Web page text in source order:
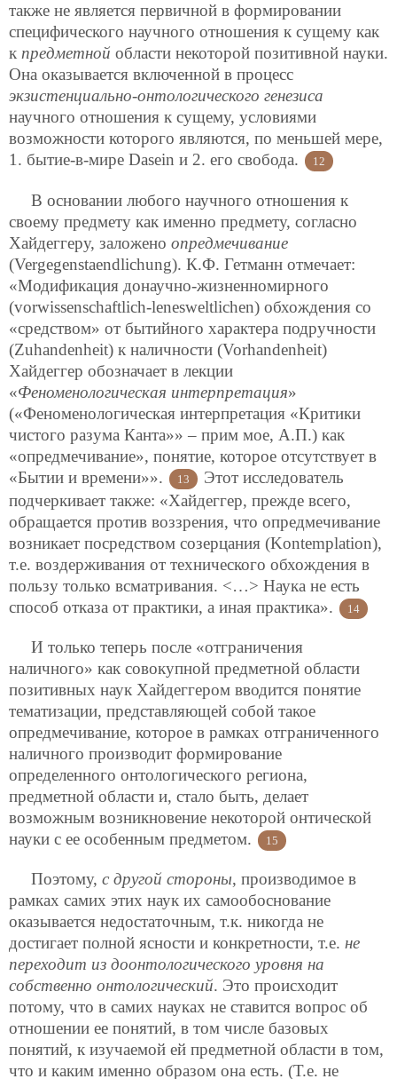
также не является первичной в формировании
специфического научного отношения к сущему как
к предметной области некоторой позитивной науки.
Она оказывается включенной в процесс
экзистенциально-онтологического генезиса
научного отношения к сущему, условиями
возможности которого являются, по меньшей мере,
1. бытие-в-мире Dasein и 2. его свобода.
12
В основании любого научного отношения к
своему предмету как именно предмету, согласно
Хайдеггеру, заложено опредмечивание
(Vergegenstaendlichung). К.Ф. Гетманн отмечает:
«Модификация донаучно-жизненномирного
(vorwissenschaftlich-lenesweltlichen) обхождения со
«средством» от бытийного характера подручности
(Zuhandenheit) к наличности (Vorhandenheit)
Хайдеггер обозначает в лекции
«Феноменологическая интерпретация»
(«Феноменологическая интерпретация «Критики
чистого разума Канта»» – прим мое, А.П.) как
«опредмечивание», понятие, которое отсутствует в
«Бытии и времени»».
13
Этот исследователь
подчеркивает также: «Хайдеггер, прежде всего,
обращается против воззрения, что опредмечивание
возникает посредством созерцания (Kontemplation),
т.е. воздерживания от технического обхождения в
пользу только всматривания. <…> Наука не есть
способ отказа от практики, а иная практика».
14
И только теперь после «отграничения
наличного» как совокупной предметной области
позитивных наук Хайдеггером вводится понятие
тематизации, представляющей собой такое
опредмечивание, которое в рамках отграниченного
наличного производит формирование
определенного онтологического региона,
предметной области и, стало быть, делает
возможным возникновение некоторой онтической
науки с ее особенным предметом.
15
Поэтому, с другой стороны, производимое в
рамках самих этих наук их самообоснование
оказывается недостаточным, т.к. никогда не
достигает полной ясности и конкретности, т.е. не
переходит из доонтологического уровня на
собственно онтологический. Это происходит
потому, что в самих науках не ставится вопрос об
отношении ее понятий, в том числе базовых
понятий, к изучаемой ей предметной области в том,
что и каким именно образом она есть. (Т.е. не